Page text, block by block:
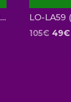
Baby Yoda Child Super Sized Funko
105€ El
49€